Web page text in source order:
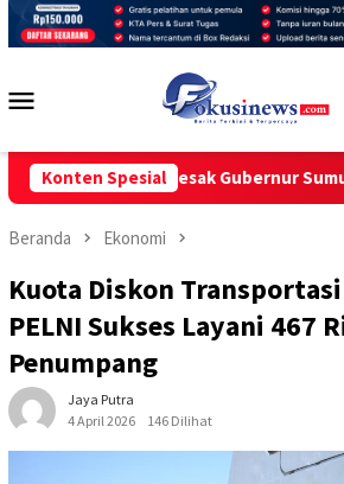
Loncat
Konten Spesial
Desak Gubernur Sumut &
Beranda Ekonomi
Kuota Diskon
PELNI Sukses Layani 467
Penumpang
Jaya Putra
4 April 2026
146 Dilihat